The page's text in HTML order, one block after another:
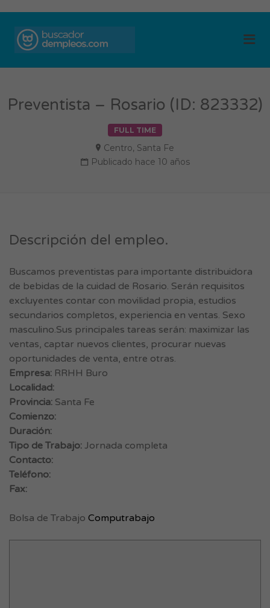
Preventista – Rosario (ID: 823332)
FULL TIME
Centro, Santa Fe
Publicado hace 10 años
Descripción del empleo.
Buscamos preventistas para importante distribuidora
de bebidas de la cuidad de Rosario. Serán requisitos
excluyentes contar con movilidad propia, estudios
secundarios completos, experiencia en ventas. Sexo
masculino.Sus principales tareas serán: maximizar las
ventas, captar nuevos clientes, procurar nuevas
oportunidades de venta, entre otras.
Empresa: RRHH Buro
Localidad:
Provincia: Santa Fe
Comienzo:
Duración:
Tipo de Trabajo: Jornada completa
Contacto:
Teléfono:
Fax:
Bolsa de Trabajo Computrabajo